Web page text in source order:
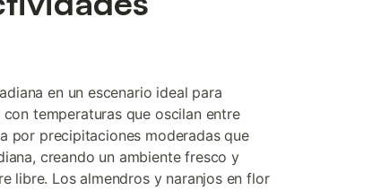
en un escenario ideal para
con temperaturas que oscilan entre
por precipitaciones moderadas que
creando un ambiente fresco y
libre. Los almendros y naranjos en flor